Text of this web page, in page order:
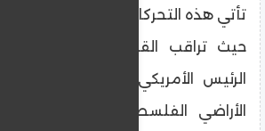
تأتي هذه التحركات وسط مناخ
حيث تراقب القوى الدولية، ومن
الرئيس الأمريكي دونالد ترامب،
الأراضي الفلسطينية بحذر،